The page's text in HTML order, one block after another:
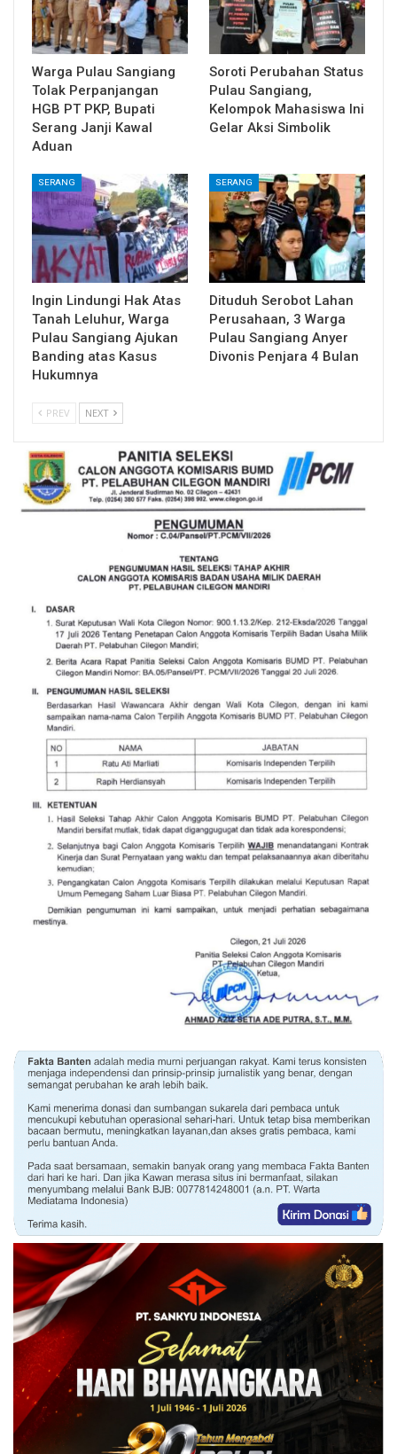
Warga Pulau Sangiang
Tolak Perpanjangan
HGB PT PKP, Bupati
Serang Janji Kawal
Aduan
Soroti Perubahan Status
Pulau Sangiang,
Kelompok Mahasiswa Ini
Gelar Aksi Simbolik
SERANG
Ingin Lindungi Hak Atas
Tanah Leluhur, Warga
Pulau Sangiang Ajukan
Banding atas Kasus
Hukumnya
SERANG
Dituduh Serobot Lahan
Perusahaan, 3 Warga
Pulau Sangiang Anyer
Divonis Penjara 4 Bulan
PREV NEXT